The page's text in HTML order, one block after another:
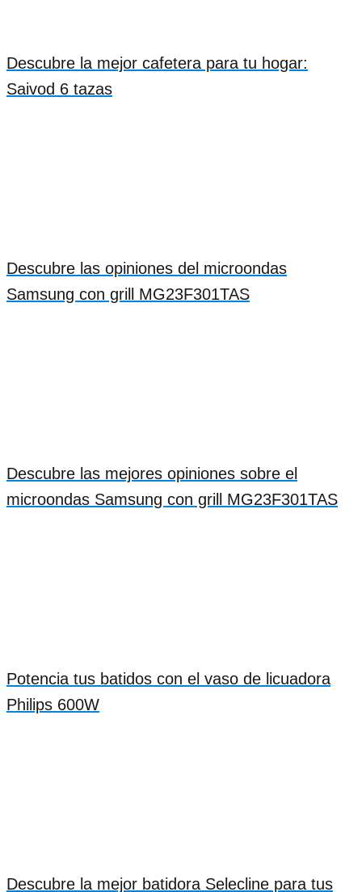
Descubre la mejor cafetera para tu hogar:
Saivod 6 tazas
Descubre las opiniones del microondas
Samsung con grill MG23F301TAS
Descubre las mejores opiniones sobre el
microondas Samsung con grill MG23F301TAS
Potencia tus batidos con el vaso de licuadora
Philips 600W
Descubre la mejor batidora Selecline para tus